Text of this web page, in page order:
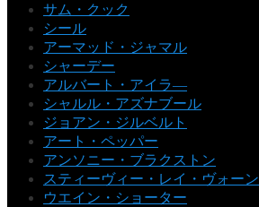
サム・クック
シール
アーマッド・ジャマル
シャーデー
アルバート・アイラ―
シャルル・アズナブール
ジョアン・ジルベルト
アート・ペッパー
アンソニー・ブラクストン
スティーヴィー・レイ・ヴォーン
ウエイン・ショーター